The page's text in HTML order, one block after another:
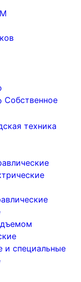
Собственное
и специальные